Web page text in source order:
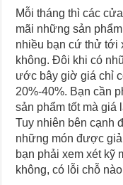
Mỗi tháng thì các
mãi những sản
nhiều bạn cứ thử tới
không. Đôi khi có
ước bây giờ giá chỉ
20%-40%. Bạn cần
sản phẩm tốt mà giá
Tuy nhiên bên cạnh
những món được
bạn phải xem xét kỹ
không, có lỗi chỗ